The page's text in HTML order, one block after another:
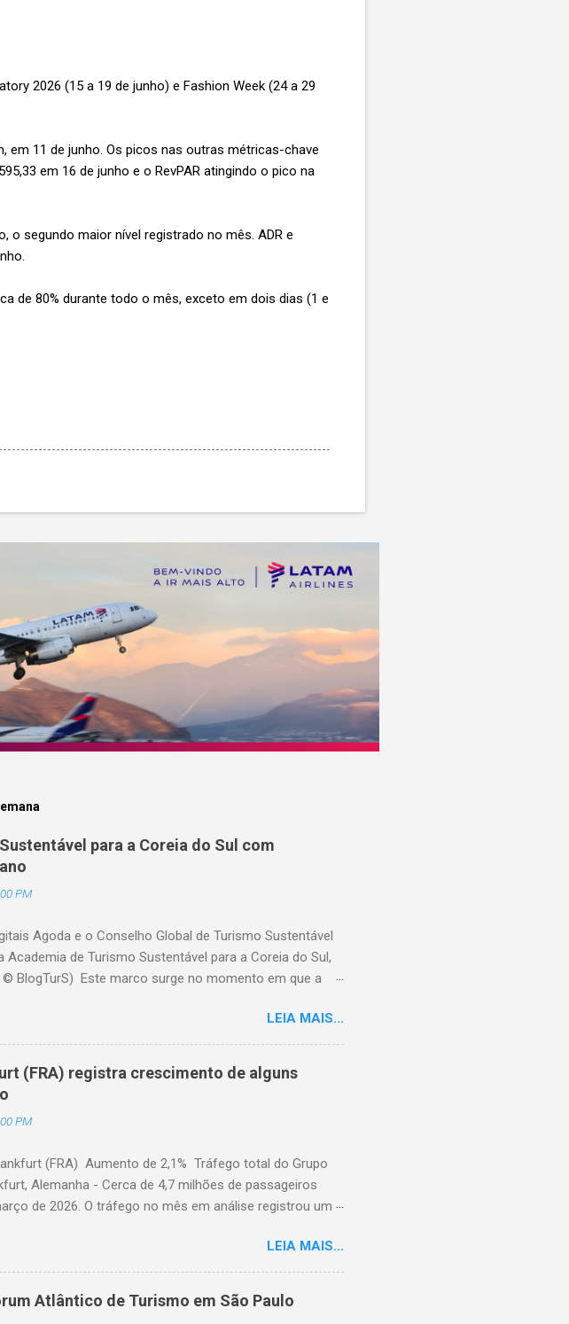
2026 (15 a 19 de junho) e Fashion Week (24 a 29
em 11 de junho. Os picos nas outras métricas-chave
em 16 de junho e o RevPAR atingindo o pico na
o segundo maior nível registrado no mês. ADR e
de 80% durante todo o mês, exceto em dois dias (1 e
para a Coreia do Sul com
PM
Agoda e o Conselho Global de Turismo Sustentável
de Turismo Sustentável para a Coreia do Sul,
BlogTurS) Este marco surge no momento em que a
da hotelaria em toda a região, capacitando-os com
com base no Padrão Hoteleiro GSTC. Desde o seu
Sustentável tornou-se um importante recurso para
práticas sustentáveis ​​em toda a Ásia. Com a
fortalece ainda mais sua capacidade de atender ao
Mihee Kang, Diretora de Garantia, GSTC, afirmo...
LEIA MAIS...
(FRA) registra crescimento de alguns
PM
(FRA) Aumento de 2,1% Tráfego total do Grupo
Alemanha - Cerca de 4,7 milhões de passageiros
de 2026. O tráfego no mês em análise registrou um
no FRA foram afetados pelas greves da Lufthansa que
da guerra com o Irã levaram a uma queda significativa
durante o mês em análise. No entanto, essa queda foi
na África (alta de 22,3%) e no Extremo Oriente
LEIA MAIS...
Atlântico de Turismo em São Paulo